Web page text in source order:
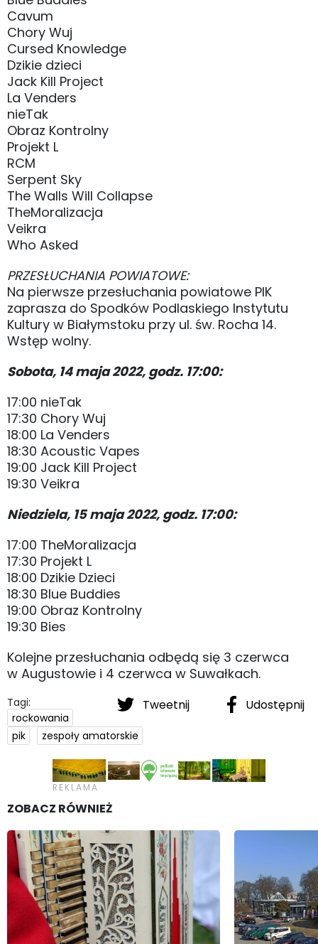
Cavum
Chory Wuj
Cursed Knowledge
Dzikie dzieci
Jack Kill Project
La Venders
nieTak
Obraz Kontrolny
Projekt L
RCM
Serpent Sky
The Walls Will Collapse
TheMoralizacja
Veikra
Who Asked
PRZESŁUCHANIA POWIATOWE:
Na pierwsze przesłuchania powiatowe PIK
zaprasza do Spodków Podlaskiego Instytutu
Kultury w Białymstoku przy ul. św. Rocha 14.
Wstęp wolny.
Sobota, 14 maja 2022, godz. 17:00:
17:00 nieTak
17:30 Chory Wuj
18:00 La Venders
18:30 Acoustic Vapes
19:00 Jack Kill Project
19:30 Veikra
Niedziela, 15 maja 2022, godz. 17:00:
17:00 TheMoralizacja
17:30 Projekt L
18:00 Dzikie Dzieci
18:30 Blue Buddies
19:00 Obraz Kontrolny
19:30 Bies
Kolejne przesłuchania odbędą się 3 czerwca
w Augustowie i 4 czerwca w Suwałkach.
Tweetnij Udostępnij
Tagi:
rockowania
pik
zespoły amatorskie
ZOBACZ RÓWNIEŻ